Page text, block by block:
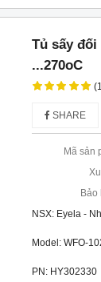
Tủ sấy đối
...270oC
SHARE
Mã sản
Bảo
NSX: Eyela -
Model: WFO-
PN: HY302330